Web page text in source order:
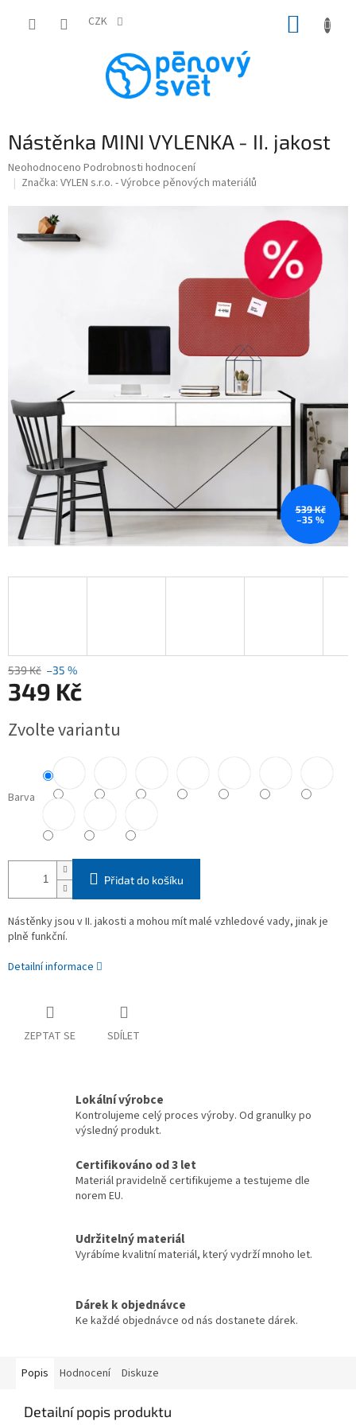
CZK
Nástěnka MINI VYLENKA - II. jakost
Průměrné
hodnocení
Neohodnoceno Podrobnosti hodnocení
Značka: VYLEN s.r.o. - Výrobce pěnových materiálů
539 Kč
–35 %
539 Kč –35 %
349 Kč
cena:
Zvolte variantu
Barva
Přidat do košíku
Nástěnky jsou v II. jakosti a mohou mít malé vzhledové vady, jinak je
plně funkční.
Detailní informace
ZEPTAT SE SDÍLET
Lokální výrobce
Kontrolujeme celý proces výroby. Od granulky po
výsledný produkt.
Certifikováno od 3 let
Materiál pravidelně certifikujeme a testujeme dle
norem EU.
Udržitelný materiál
Vyrábíme kvalitní materiál, který vydrží mnoho let.
Dárek k objednávce
Ke každé objednávce od nás dostanete dárek.
Popis Hodnocení Diskuze
Detailní popis produktu